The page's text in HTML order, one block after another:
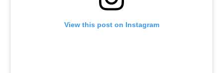
View this post on Instagram